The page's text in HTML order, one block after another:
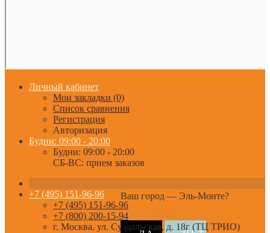
Личный кабинет
Мои закладки (0)
Список сравнения
Регистрация
Авторизация
Будни: 09:00 - 20:00
Будни: 09:00 - 20:00
СБ-ВС: прием заказов
Ваш город — Эль-Монте?
+7 (495) 151-96-96
+7 (495) 151-96-96
+7 (800) 200-15-94
г. Москва. ул. Суздальская, д. 18г (ТЦ ТРИО)